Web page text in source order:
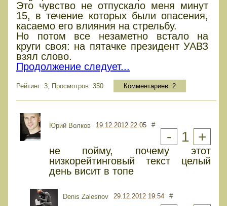
Это чувство не отпускало меня минут
15, в течение которых были опасения,
касаемо его влияния на стрельбу.
Но потом все незаметно встало на
круги своя: на пятачке президент УАВЗ
взял слово.
Продолжение следует...
Рейтинг: 3, Просмотров: 350 Комментариев: 2
Юрий Волков 19.12.2012 22:05 #
- 1 +
не пойму, почему этот
низкорейтинговый текст целый
день висит в топе
Denis Zalesnov 29.12.2012 19:54 #